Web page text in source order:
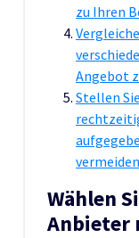
zu Ihren
Angebot
Stellen
Wählen
Anbieter